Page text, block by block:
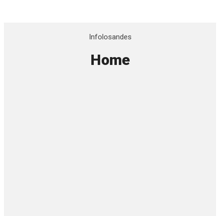
Infolosandes
Home